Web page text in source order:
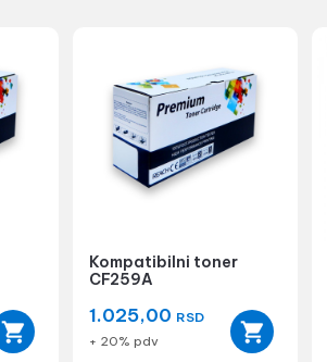
Kompatibilni toner
CF259A
1.025,00 RSD
+ 20% pdv